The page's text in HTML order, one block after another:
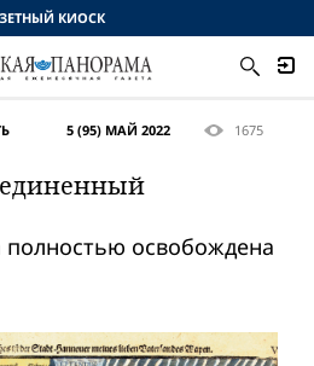
5 (95) МАЙ 2022 1675
полностью освобождена
КИОСК